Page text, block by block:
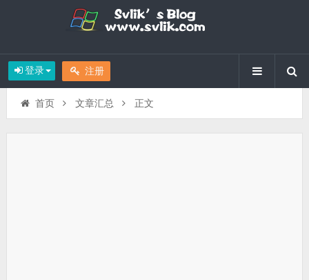
登录 注册
首页 文章汇总 正文